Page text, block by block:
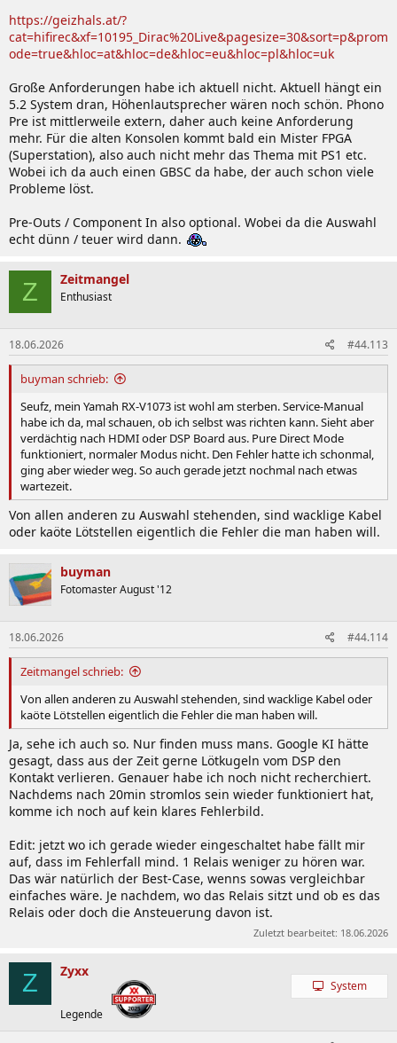
https://geizhals.at/?
cat=hifirec&xf=10195_Dirac%20Live&pagesize=30&sort=p&prom
ode=true&hloc=at&hloc=de&hloc=eu&hloc=pl&hloc=uk
Große Anforderungen habe ich aktuell nicht. Aktuell hängt ein
5.2 System dran, Höhenlautsprecher wären noch schön. Phono
Pre ist mittlerweile extern, daher auch keine Anforderung
mehr. Für die alten Konsolen kommt bald ein Mister FPGA
(Superstation), also auch nicht mehr das Thema mit PS1 etc.
Wobei ich da auch einen GBSC da habe, der auch schon viele
Probleme löst.
Pre-Outs / Component In also optional. Wobei da die Auswahl
echt dünn / teuer wird dann.
Z Zeitmangel
Enthusiast
18.06.2026 #44.113
buyman schrieb:
Seufz, mein Yamah RX-V1073 ist wohl am sterben. Service-Manual
habe ich da, mal schauen, ob ich selbst was richten kann. Sieht aber
verdächtig nach HDMI oder DSP Board aus. Pure Direct Mode
funktioniert, normaler Modus nicht. Den Fehler hatte ich schonmal,
ging aber wieder weg. So auch gerade jetzt nochmal nach etwas
wartezeit.
Von allen anderen zu Auswahl stehenden, sind wacklige Kabel
oder kaöte Lötstellen eigentlich die Fehler die man haben will.
buyman
Fotomaster August '12
18.06.2026 #44.114
Zeitmangel schrieb:
Von allen anderen zu Auswahl stehenden, sind wacklige Kabel oder
kaöte Lötstellen eigentlich die Fehler die man haben will.
Ja, sehe ich auch so. Nur finden muss mans. Google KI hätte
gesagt, dass aus der Zeit gerne Lötkugeln vom DSP den
Kontakt verlieren. Genauer habe ich noch nicht recherchiert.
Nachdems nach 20min stromlos sein wieder funktioniert hat,
komme ich noch auf kein klares Fehlerbild.
Edit: jetzt wo ich gerade wieder eingeschaltet habe fällt mir
auf, dass im Fehlerfall mind. 1 Relais weniger zu hören war.
Das wär natürlich der Best-Case, wenns sowas vergleichbar
einfaches wäre. Je nachdem, wo das Relais sitzt und ob es das
Relais oder doch die Ansteuerung davon ist.
Zuletzt bearbeitet: 18.06.2026
Z Zyxx
Legende
System